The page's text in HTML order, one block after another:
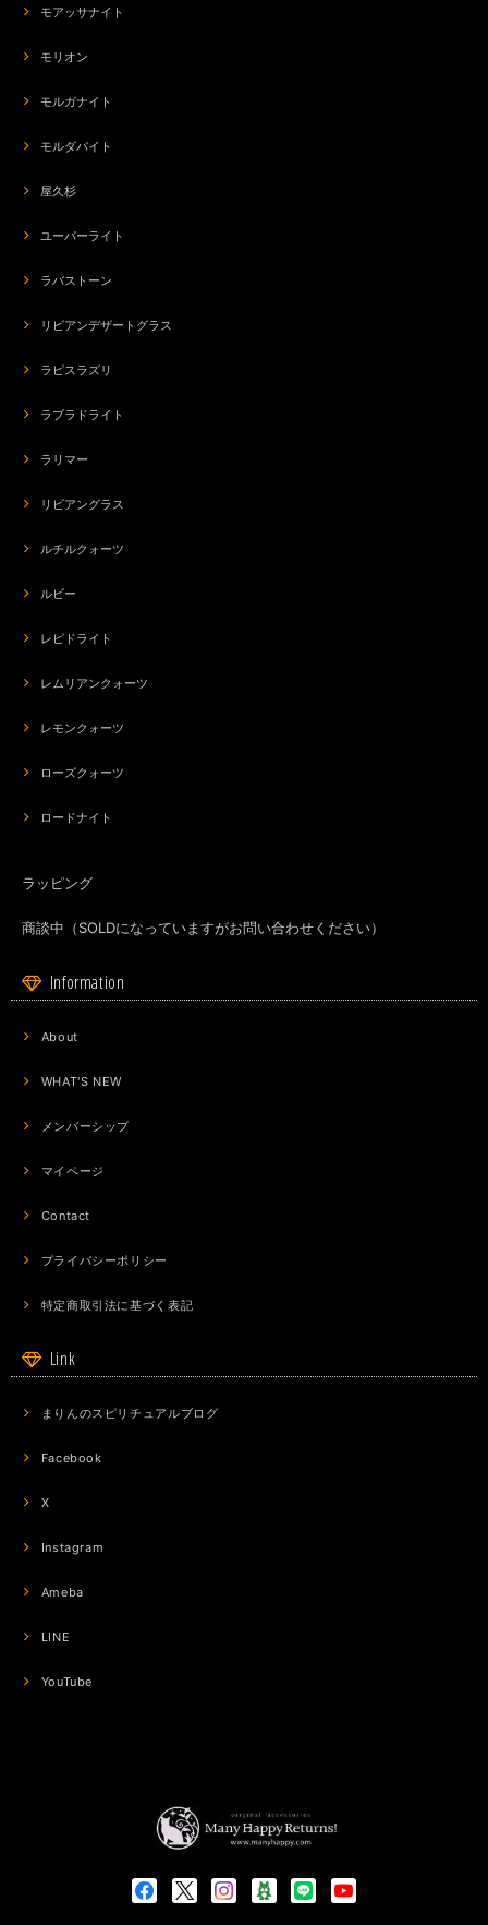
モアッサナイト
モリオン
モルガナイト
モルダバイト
屋久杉
ユーパーライト
ラバストーン
リビアンデザートグラス
ラピスラズリ
ラブラドライト
ラリマー
リビアングラス
ルチルクォーツ
ルビー
レピドライト
レムリアンクォーツ
レモンクォーツ
ローズクォーツ
ロードナイト
ラッピング
商談中（SOLDになっていますがお問い合わせください）
Information
About
WHAT'S NEW
メンバーシップ
マイページ
Contact
プライバシーポリシー
特定商取引法に基づく表記
Link
まりんのスピリチュアルブログ
Facebook
X
Instagram
Ameba
LINE
YouTube